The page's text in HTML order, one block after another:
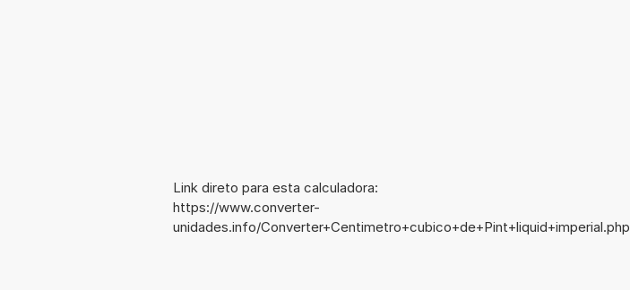
Link direto para esta calculadora:
https://www.converter-
unidades.info/Converter+Centimetro+cubico+de+Pint+liquid+imperial.php